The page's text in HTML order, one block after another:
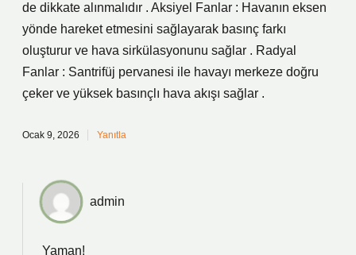
de dikkate alınmalıdır . Aksiyel Fanlar : Havanın eksen
yönde hareket etmesini sağlayarak basınç farkı
oluşturur ve hava sirkülasyonunu sağlar . Radyal
Fanlar : Santrifüj pervanesi ile havayı merkeze doğru
çeker ve yüksek basınçlı hava akışı sağlar .
Ocak 9, 2026 Yanıtla
admin
Yaman!